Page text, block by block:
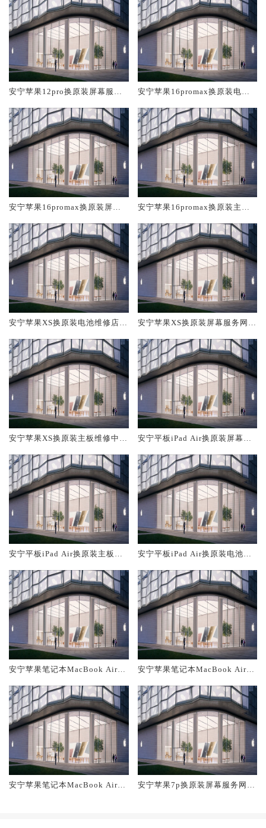
安宁苹果12pro换原装屏幕服务
安宁苹果16promax换原装电池
安宁苹果16promax换原装屏幕
安宁苹果16promax换原装主板
安宁苹果XS换原装电池维修店大
安宁苹果XS换原装屏幕服务网点
安宁苹果XS换原装主板维修中心
安宁平板iPad Air换原装屏幕服
安宁平板iPad Air换原装主板维
安宁平板iPad Air换原装电池维
安宁苹果笔记本MacBook Air换
安宁苹果笔记本MacBook Air换
安宁苹果笔记本MacBook Air换
安宁苹果7p换原装屏幕服务网点